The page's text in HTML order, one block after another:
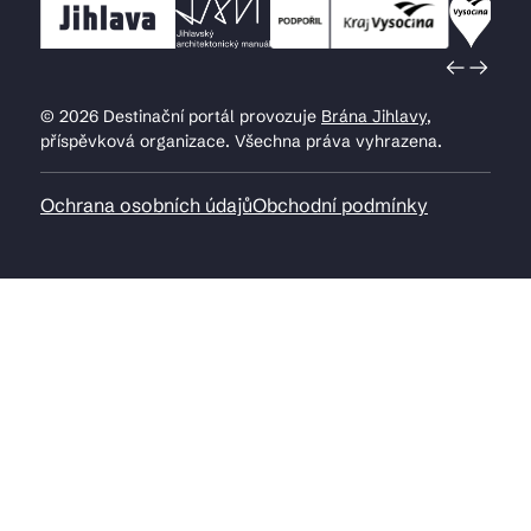
© 2026 Destinační portál provozuje Brána Jihlavy,
příspěvková organizace. Všechna práva vyhrazena.
Ochrana osobních údajůObchodní podmínky